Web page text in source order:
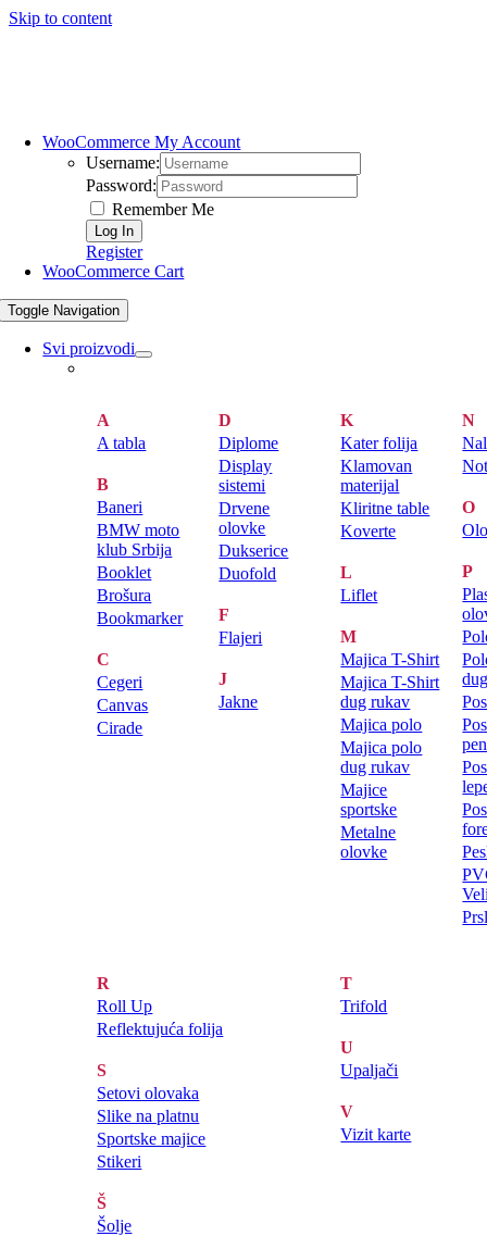
Skip to content
WooCommerce My Account
Username:
Password:
Remember Me
Register
WooCommerce Cart
Toggle Navigation
Svi proizvodi
A
A tabla
B
Baneri
BMW moto
klub Srbija
Booklet
Brošura
Bookmarker
C
Cegeri
Canvas
Cirade
D
Diplome
Display
sistemi
Drvene
olovke
Dukserice
Duofold
F
Flajeri
J
Jakne
K
Kater folija
Klamovan
materijal
Kliritne table
Koverte
L
Liflet
M
Majica T-Shirt
Majica T-Shirt
dug rukav
Majica polo
Majica polo
dug rukav
Majice
sportske
Metalne
olovke
N
O
P
R
Roll Up
Reflektujuća folija
S
Setovi olovaka
Slike na platnu
Sportske majice
Stikeri
Š
Šolje
T
Trifold
U
Upaljači
V
Vizit karte